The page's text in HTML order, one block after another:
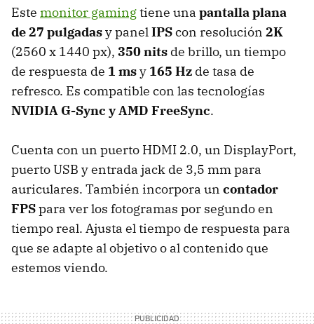
Este monitor gamingtiene una pantalla plana
de 27 pulgadasy panelIPScon resolución 2K
(2560 x 1440 px), 350 nits de brillo, un tiempo
de respuesta de 1 msy 165 Hz de tasa de
refresco. Es compatible con las tecnologías
NVIDIA G-Sync y AMD FreeSync.
Cuenta con un puerto HDMI 2.0, un DisplayPort,
puerto USB y entrada jack de 3,5 mm para
auriculares. También incorpora un contador
FPSpara ver los fotogramas por segundo en
tiempo real. Ajusta el tiempo de respuesta para
que se adapte al objetivo o al contenido que
estemos viendo.